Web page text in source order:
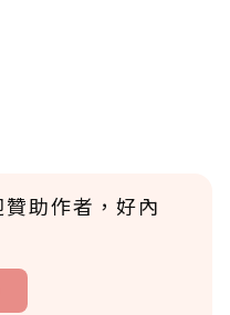
助作者，好內